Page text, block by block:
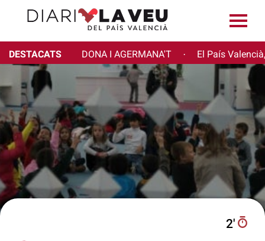
DESTACATS DONA I AGERMANA'T · El País
2′